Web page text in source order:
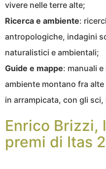
vivere nelle terre alte;
Ricerca e ambiente:
antropologiche, indagini
naturalistici e ambientali;
Guide e mappe: manuali
ambiente montano fra
in arrampicata, con gli
Enrico Brizzi,
premi di Itas